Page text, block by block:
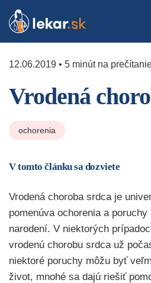
12.06.2019 • 5 minút na
Vrodená
ochorenia
V tomto článku sa dozviete
Vrodená choroba srdca je
pomenúva ochorenia a
narodení. V niektorých
vrodenú chorobu srdca už
niektoré poruchy môžu byť
život, mnohé sa dajú riešiť